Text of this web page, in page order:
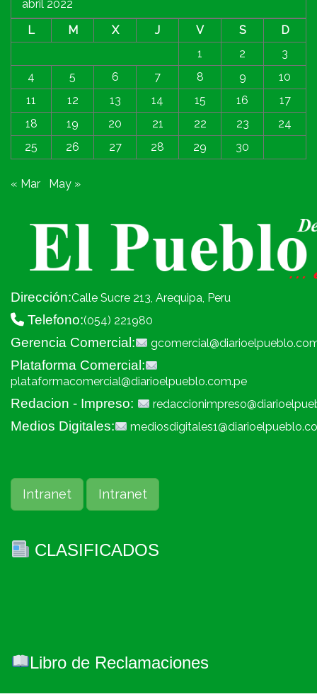
abril 2022
L
M X J V S
D
1
2
3
4
5 6 7 8 9
10
11
12 13 14 15 16
17
18
19 20 21 22 23
24
25
26 27 28 29 30
« Mar May »
Dirección:Calle Sucre 213, Arequipa, Peru
Telefono:(054) 221980
Gerencia Comercial:
Plataforma Comercial:
plataformacomercial@diarioelpueblo.com.pe
Redacion - Impreso:
Medios Digitales:
Intranet Intranet
CLASIFICADOS
Libro de Reclamaciones